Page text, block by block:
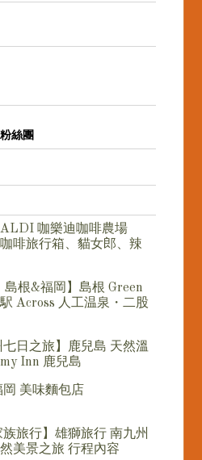
絲團
咖樂迪咖啡農場
啡旅行箱、貓女郎、辣
島根&福岡】島根 Green
Across 人工温泉・二股
七日之旅】鹿兒島 天然溫
Inn 鹿兒島
岡 美味麵包店
族旅行】雄獅旅行 南九州
美景之旅 行程內容